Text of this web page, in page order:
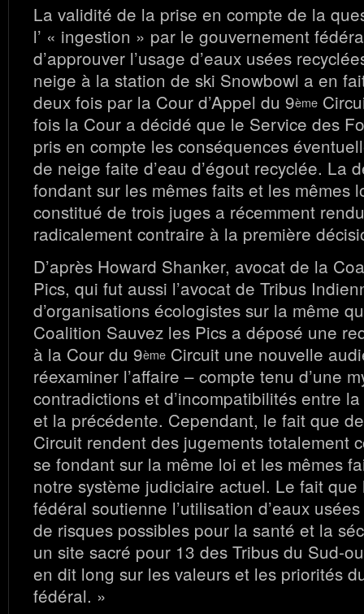
La validité de la prise en compte de la
l’ « ingestion » par le gouvernement
d’approuver l’usage d’eaux usées
neige à la station de ski Snowbowl a en
deux fois par la Cour d’Appel du 9ème
fois la Cour a décidé que le Service des
pris en compte les conséquences
de neige faite d’eau d’égout recyclée. La
fondant sur les mêmes faits et les mêmes
constitué de trois juges a récemment
radicalement contraire à la première
D’après Howard Shanker, avocat de la
Pics, qui fut aussi l’avocat de Tribus
d’organisations écologistes sur la même
Coalition Sauvez les Pics a déposé une
à la Cour du 9ème Circuit une nouvelle
réexaminer l’affaire – compte tenu d’une
contradictions et d’incompatibilités entre
et la précédente. Cependant, le fait que
Circuit rendent des jugements totalement
se fondant sur la même loi et les mêmes
notre système judiciaire actuel. Le fait
fédéral soutienne l’utilisation d’eaux
de risques possibles pour la santé et la
un site sacré pour 13 des Tribus du Sud-
en dit long sur les valeurs et les priorités
fédéral. »